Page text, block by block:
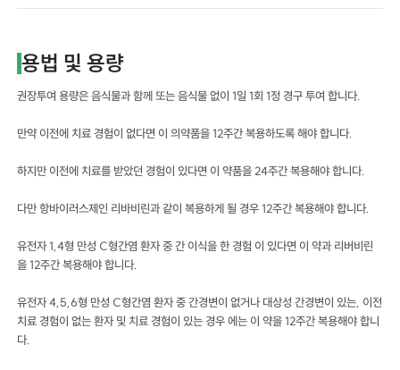
용법 및 용량
권장투여 용량은 음식물과 함께 또는 음식물 없이 1일 1회 1정 경구 투여 합니다.
만약 이전에 치료 경험이 없다면 이 의약품을 12주간 복용하도록 해야 합니다.
하지만 이전에 치료를 받았던 경험이 있다면 이 약품을 24주간 복용해야 합니다.
다만 항바이러스제인 리바비린과 같이 복용하게 될 경우 12주간 복용해야 합니다.
유전자 1,4형 만성 C형간염 환자 중 간 이식을 한 경험 이 있다면 이 약과 리버비린
을 12주간 복용해야 합니다.
유전자 4,5,6형 만성 C형간염 환자 중 간경변이 없거나 대상성 간경변이 있는, 이전
치료 경험이 없는 환자 및 치료 경험이 있는 경우 에는 이 약을 12주간 복용해야 합니
다.